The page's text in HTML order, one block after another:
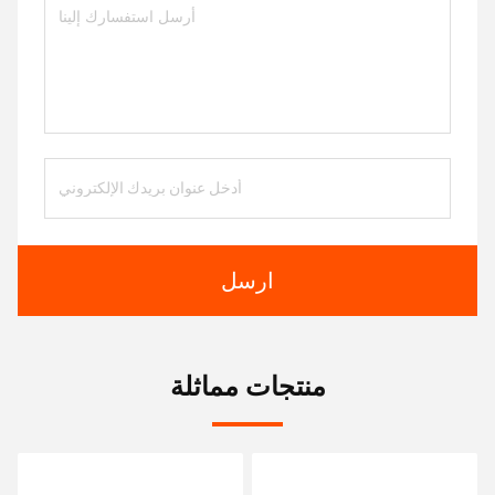
ارسل
منتجات مماثلة